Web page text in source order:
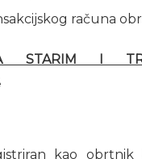
računa
STARIM I
kao obrtnik